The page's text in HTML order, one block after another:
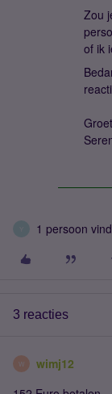
Zou
of ik
1 persoon
3 reacties
W wimj12